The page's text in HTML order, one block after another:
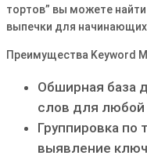
тортов” вы можете
выпечки для
Преимущества Keyword
Обширная база
слов для
Группировка по
выявление